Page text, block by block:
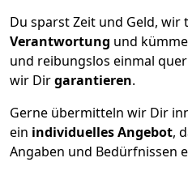
Du sparst Zeit und Geld, wir
Verantwortung und
und reibungslos einmal
wir Dirgarantieren.
Gerne übermitteln wir Dir
ein individuelles Angebot,
Angaben und Bedürfnissen